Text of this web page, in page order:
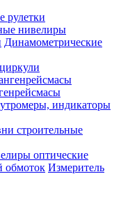
рулетки
нивелиры
Динамометрические
индикаторы
строительные
оптические
Измеритель